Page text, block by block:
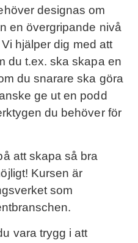
designas om
en övergripande nivå
hjälper dig med att
du t.ex. ska skapa en
du snarare ska göra
ge ut en podd
du behöver för
att skapa så bra
Kursen är
som
vara trygg i att